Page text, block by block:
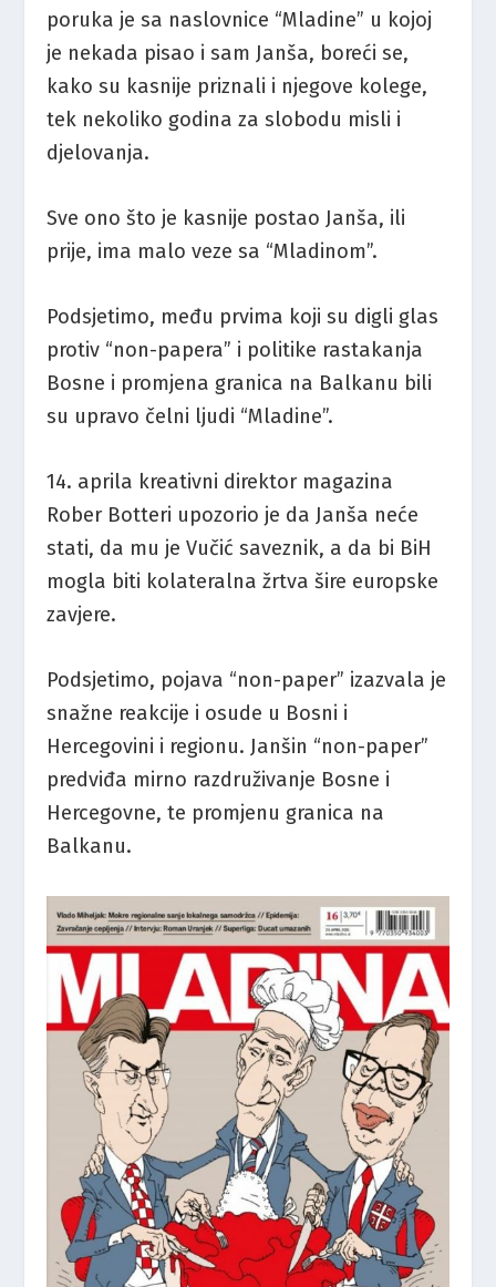
poruka je sa naslovnice “Mladine” u kojoj
je nekada pisao i sam Janša, boreći se,
kako su kasnije priznali i njegove kolege,
tek nekoliko godina za slobodu misli i
djelovanja.
Sve ono što je kasnije postao Janša, ili
prije, ima malo veze sa “Mladinom”.
Podsjetimo, među prvima koji su digli glas
protiv “non-papera” i politike rastakanja
Bosne i promjena granica na Balkanu bili
su upravo čelni ljudi “Mladine”.
14. aprila kreativni direktor magazina
Rober Botteri upozorio je da Janša neće
stati, da mu je Vučić saveznik, a da bi BiH
mogla biti kolateralna žrtva šire europske
zavjere.
Podsjetimo, pojava “non-paper” izazvala je
snažne reakcije i osude u Bosni i
Hercegovini i regionu. Janšin “non-paper”
predviđa mirno razdruživanje Bosne i
Hercegovne, te promjenu granica na
Balkanu.